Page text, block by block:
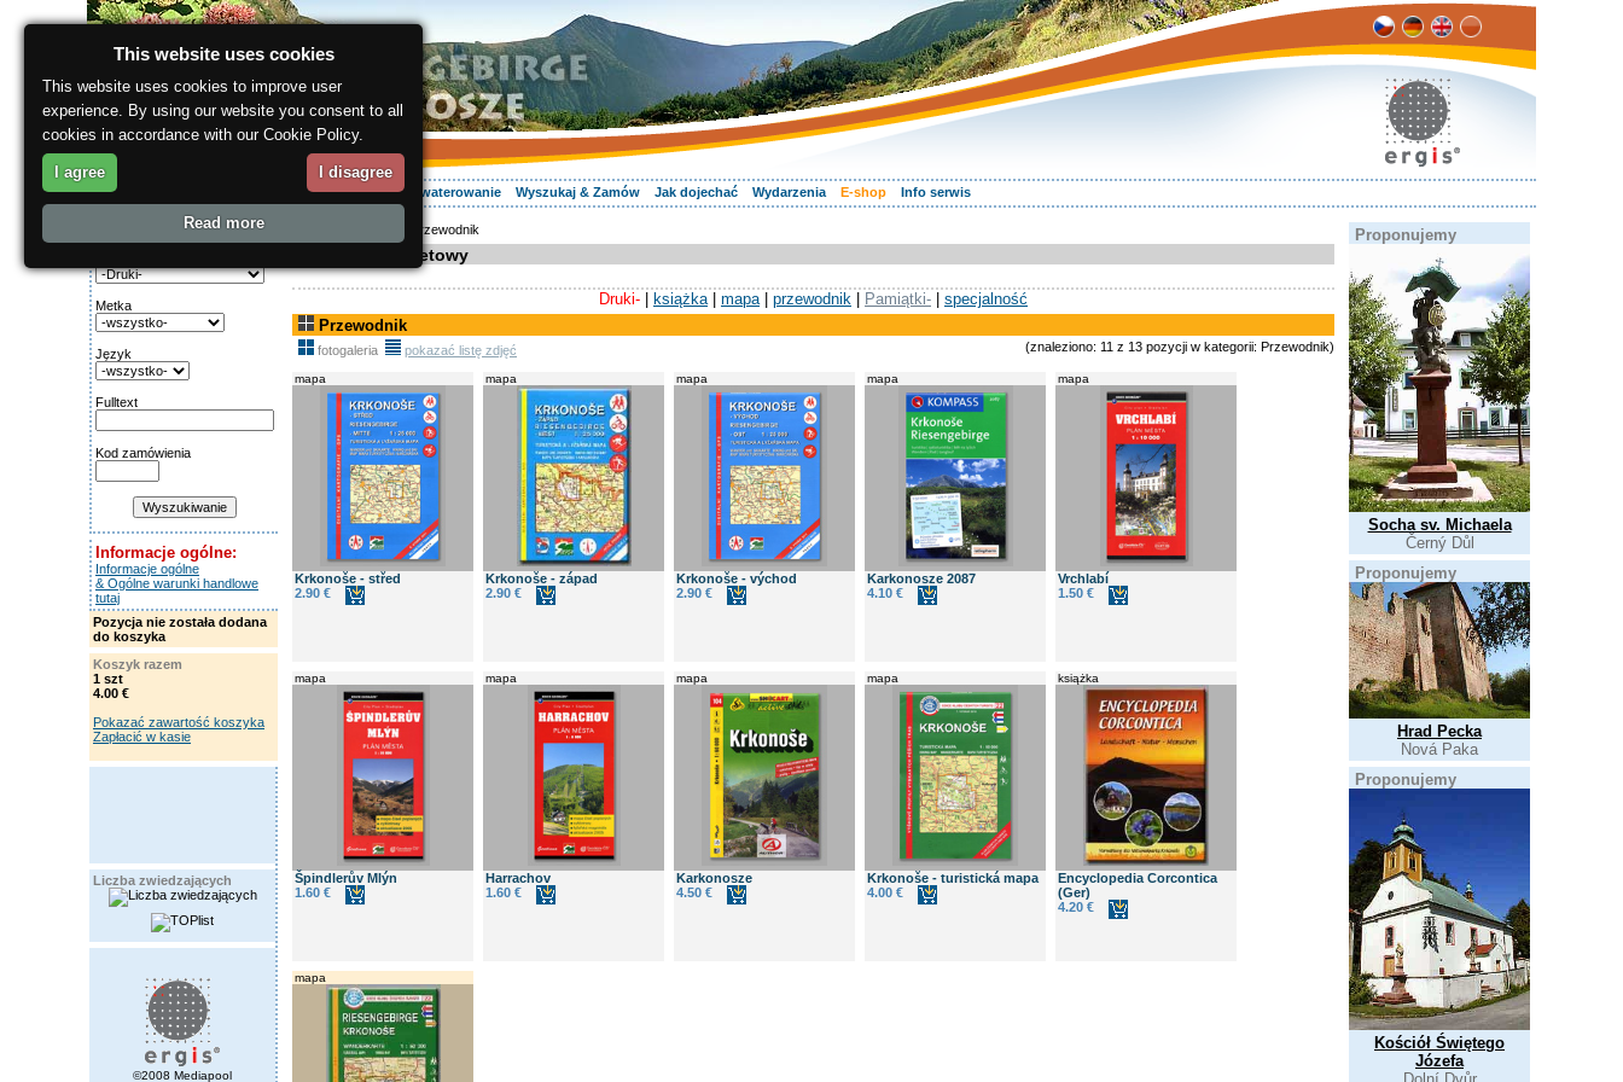
O regionie Wasz urlop Zakwaterowanie Wyszukaj & Zamów Jak dojechać Wydarzenia E-shop Info serwis
Wyszukiwanie:
Metka
Język
Fulltext
Kod zamówienia
Informacje ogólne:
Informacje ogólne
& Ogólne warunki handlowe
tutaj
Pozycja nie została dodana
do koszyka
Koszyk razem
1 szt
4.00 €
Pokazać zawartość koszyka
Zapłacić w kasie
Liczba zwiedzających
©2008 Mediapool
> Przewodnik
Sklep internetowy
Druki- książka| mapa| przewodnik Pamiątki-
specjalność
Przewodnik
fotogaleria pokazać listę zdjęć (znaleziono: 11 z 13 pozycji w kategorii: Przewodnik)
mapa
Krkonoše - střed
2.90 €
mapa
Krkonoše - západ
2.90 €
mapa
Krkonoše - východ
2.90 €
mapa
Karkonosze 2087
4.10 €
mapa
Vrchlabí
1.50 €
mapa
Špindlerův Mlýn
1.60 €
mapa
Harrachov
1.60 €
mapa
Karkonosze
4.50 €
mapa
Krkonoše - turistická mapa
4.00 €
książka
Encyclopedia Corcontica
(Ger)
4.20 €
mapa
Proponujemy
Socha sv. Michaela
Černý Důl
Proponujemy
Hrad Pecka
Nová Paka
Proponujemy
Kościół Świętego
Józefa
This website uses cookies
This website uses cookies to improve user
experience. By using our website you consent to all
cookies in accordance with our Cookie Policy.
I agree I disagree
Read more